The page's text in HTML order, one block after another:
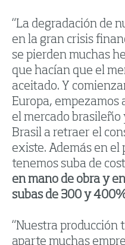
“La degradación de
en la gran crisis
se pierden muchas
que hacían que el
aceitado. Y
Europa, empezamos
el mercado
Brasil a retraer el
existe. Además en
tenemos suba de
en mano de obra y
subas de 300 y
“Nuestra producción
aparte muchas